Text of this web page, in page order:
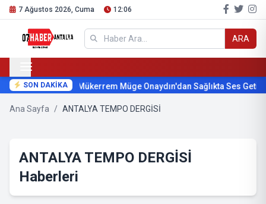
7 Ağustos 2026, Cuma 12:06
ARA
SON DAKİKAMükerrem Müge Onaydın'dan Sağlıkta Ses Getirecek
Ana Sayfa / ANTALYA TEMPO DERGİSİ
ANTALYA TEMPO DERGİSİ
Haberleri